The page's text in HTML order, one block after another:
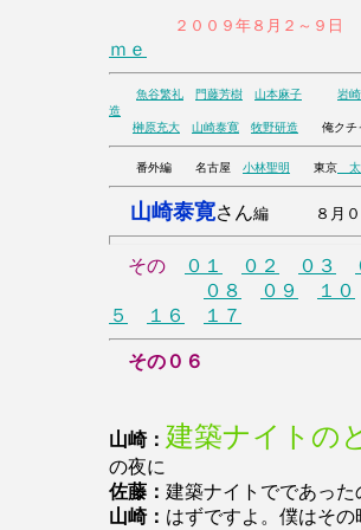
２００９年８月２～９日
ｍｅ
魚谷繁礼 門藤芳樹 山本麻子 岩
造
榊原充大
山崎泰寛 牧野研造 俺ク
番外編 名古屋 小林聖明 東京 太
山崎泰寛さん編 ８月０６
その ０１ ０２ ０３
０８
０９ １０
５
１６ １７
その０６
山崎： 建築ナイトの
の夜に
佐藤： 建築ナイトでであった
山崎： はずですよ。僕はそ